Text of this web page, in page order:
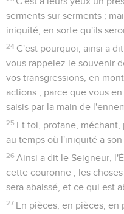
serments sur serments ;
iniquité, en sorte qu'ils
24 C'est pourquoi, ainsi a
vous rappelez le souvenir
vos transgressions, en
actions ; parce que vous
saisis par la main de
25 Et toi, profane, méchant,
au temps où l'iniquité a son
26 Ainsi a dit le Seigneur,
cette couronne ; les
sera abaissé, et ce qui est
27 En pièces, en pièces, en